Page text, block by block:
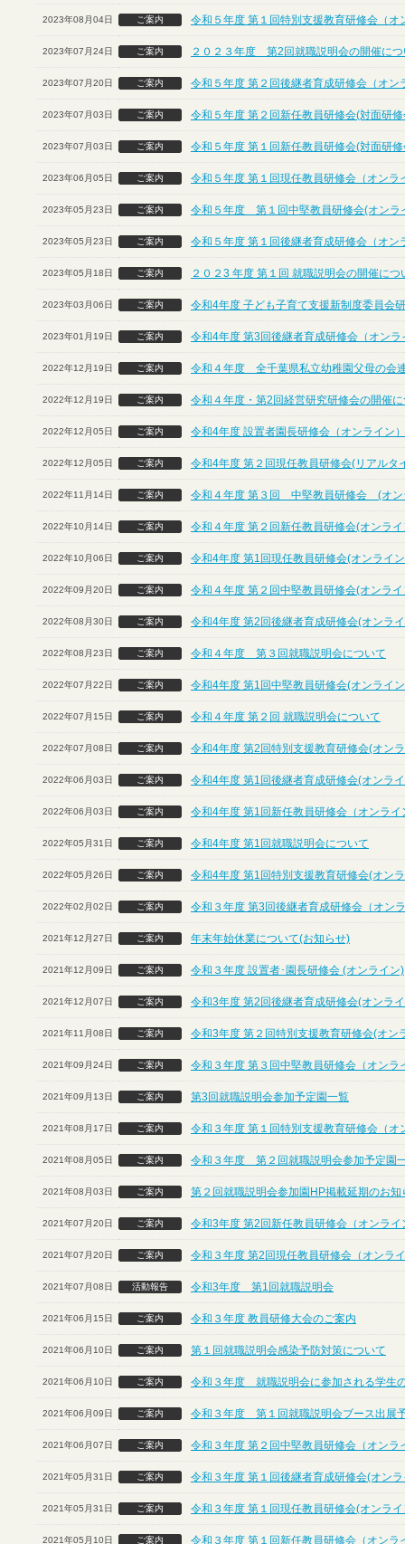
2023年08月04日 ご案内 令和５年度 第１回特別支援教育研修会（オ
2023年07月24日 ご案内 ２０２３年度 第2回就職説明会の開催に
2023年07月20日 ご案内 令和５年度 第２回後継者育成研修会（オン
2023年07月03日 ご案内 令和５年度 第２回新任教員研修会(対面研
2023年07月03日 ご案内 令和５年度 第１回新任教員研修会(対面研
2023年06月05日 ご案内 令和５年度 第１回現任教員研修会（オンラ
2023年05月23日 ご案内 令和５年度 第１回中堅教員研修会(オンラ
2023年05月23日 ご案内 令和５年度 第１回後継者育成研修会（オン
2023年05月18日 ご案内 ２０２3 年度 第１回 就職説明会の開催につ
2023年03月06日 ご案内 令和4年度 子ども子育て支援新制度委員会
2023年01月19日 ご案内 令和4年度 第3回後継者育成研修会（オンラ
2022年12月19日 ご案内 令和４年度 全千葉県私立幼稚園父母の会
2022年12月19日 ご案内 令和４年度・第2回経営研究研修会の開催
2022年12月05日 ご案内 令和4年度 設置者園長研修会（オンライン）
2022年12月05日 ご案内 令和4年度 第２回現任教員研修会(リアルタ
2022年11月14日 ご案内 令和４年度 第３回 中堅教員研修会 (オン
2022年10月14日 ご案内 令和４年度 第２回新任教員研修会(オンラ
2022年10月06日 ご案内 令和4年度 第1回現任教員研修会(オンライ
2022年09月20日 ご案内 令和４年度 第２回中堅教員研修会(オンラ
2022年08月30日 ご案内 令和4年度 第2回後継者育成研修会(オンラ
2022年08月23日 ご案内 令和４年度 第３回就職説明会について
2022年07月22日 ご案内 令和4年度 第1回中堅教員研修会(オンライ
2022年07月15日 ご案内 令和４年度 第２回 就職説明会について
2022年07月08日 ご案内 令和4年度 第2回特別支援教育研修会(オン
2022年06月03日 ご案内 令和4年度 第1回後継者育成研修会(オンラ
2022年06月03日 ご案内 令和4年度 第1回新任教員研修会（オンライ
2022年05月31日 ご案内 令和4年度 第1回就職説明会について
2022年05月26日 ご案内 令和4年度 第1回特別支援教育研修会(オン
2022年02月02日 ご案内 令和３年度 第3回後継者育成研修会（オン
2021年12月27日 ご案内 年末年始休業について(お知らせ)
2021年12月09日 ご案内 令和３年度 設置者･園長研修会 (オンライン)
2021年12月07日 ご案内 令和3年度 第2回後継者育成研修会(オンラ
2021年11月08日 ご案内 令和3年度 第２回特別支援教育研修会(オン
2021年09月24日 ご案内 令和３年度 第３回中堅教員研修会（オンラ
2021年09月13日 ご案内 第3回就職説明会参加予定園一覧
2021年08月17日 ご案内 令和３年度 第１回特別支援教育研修会（オ
2021年08月05日 ご案内 令和３年度 第２回就職説明会参加予定園
2021年08月03日 ご案内 第２回就職説明会参加園HP掲載延期のお知
2021年07月20日 ご案内 令和3年度 第2回新任教員研修会（オンライ
2021年07月20日 ご案内 令和３年度 第2回現任教員研修会（オンラ
2021年07月08日 活動報告 令和3年度 第1回就職説明会
2021年06月15日 ご案内 令和３年度 教員研修大会のご案内
2021年06月10日 ご案内 第１回就職説明会感染予防対策について
2021年06月10日 ご案内 令和３年度 就職説明会に参加される学生
2021年06月09日 ご案内 令和３年度 第１回就職説明会ブース出展
2021年06月07日 ご案内 令和３年度 第２回中堅教員研修会（オンラ
2021年05月31日 ご案内 令和３年度 第１回後継者育成研修会(オン
2021年05月31日 ご案内 令和３年度 第１回現任教員研修会(オンラ
2021年05月10日 ご案内 令和３年度 第１回新任教員研修会（オンラ